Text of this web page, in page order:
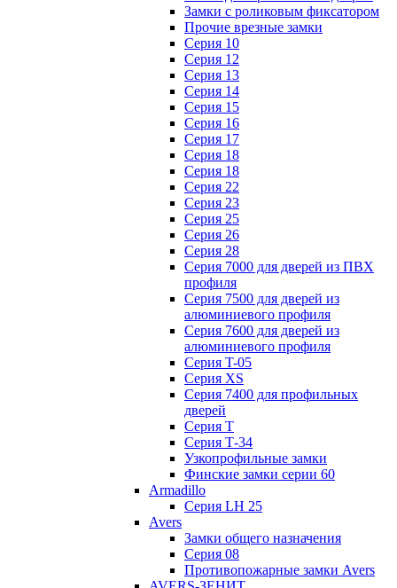
Замки с роликовым фиксатором
Прочие врезные замки
Серия 10
Серия 12
Серия 13
Серия 14
Серия 15
Серия 16
Серия 17
Серия 18
Серия 18
Серия 22
Серия 23
Серия 25
Серия 26
Серия 28
Серия 7000 для дверей из ПВХ
профиля
Серия 7500 для дверей из
алюминиевого профиля
Серия 7600 для дверей из
алюминиевого профиля
Серия T-05
Серия XS
Серия 7400 для профильных
дверей
Серия Т
Серия Т-34
Узкопрофильные замки
Финские замки серии 60
Armadillo
Серия LH 25
Avers
Замки общего назначения
Серия 08
Противопожарные замки Avers